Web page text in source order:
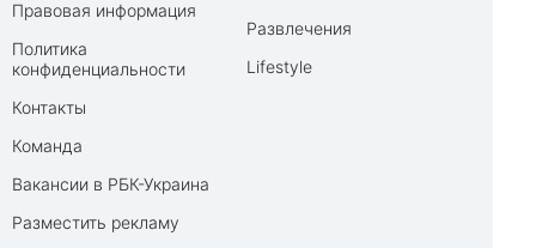
Правовая информация
Политика
конфиденциальности
Контакты
Команда
Вакансии в РБК-Украина
Разместить рекламу
Развлечения
Lifestyle